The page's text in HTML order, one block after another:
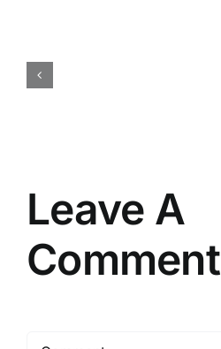
Leave A
Comment
Comment